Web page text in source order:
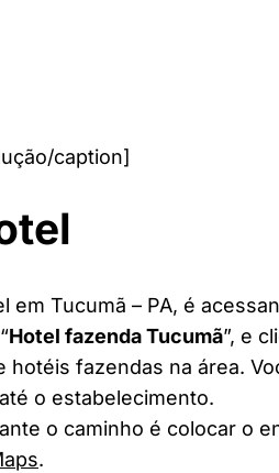
caption]
Tucumã – PA, é
Hotel fazenda Tucumã”, e
fazendas na área.
o estabelecimento.
o caminho é colocar o
.